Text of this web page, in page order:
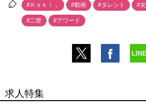
#Ｋｏｋｉ， #動画 #タレント #
#二世 #アワード
求人特集